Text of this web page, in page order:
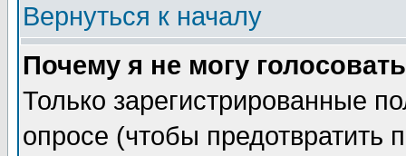
Вернуться к началу
Почему я не могу
Только зарегистрированные
опросе (чтобы предотвратить